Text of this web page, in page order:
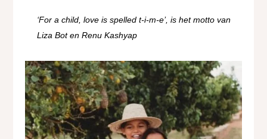
‘For a child, love is spelled t-i-m-e’, is het motto van
Liza Bot en Renu Kashyap